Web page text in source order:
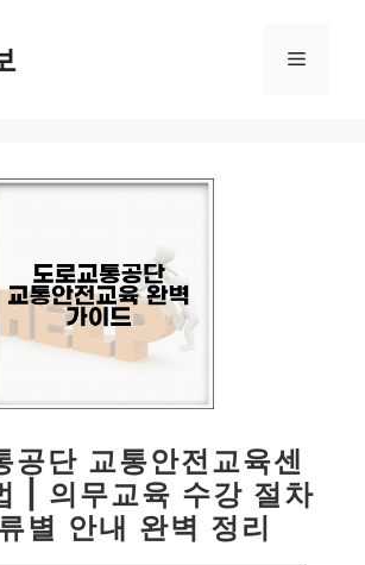
메
공단 교통안전교육센
| 의무교육 수강 절차
별 안내 완벽 정리